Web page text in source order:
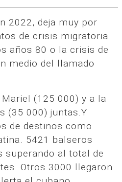
2022, deja muy por
de crisis migratoria
años 80 o la crisis de
medio del llamado
(125 000) y a la
(35 000) juntas.Y
de destinos como
5421 balseros
superando al total de
Otros 3000 llegaron